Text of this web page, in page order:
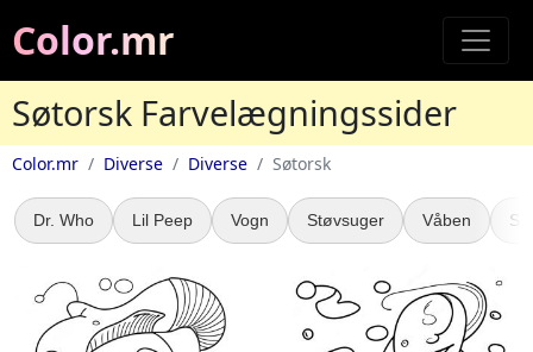
Color.mr
Søtorsk Farvelægningssider
Color.mr Diverse Diverse Søtorsk
Dr. Who Lil Peep Vogn Støvsuger Våben